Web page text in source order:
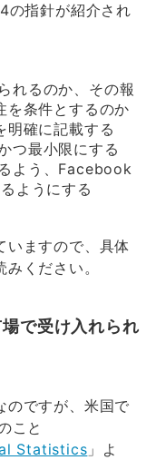
の指針が紹介され
れるのか、その報
を条件とするのか
明確に記載する
つ最小限にする
よう、Facebook
ようにする
いますので、具体
ください。
で受け入れられ
のですが、米国で
こと
Statistics 」よ